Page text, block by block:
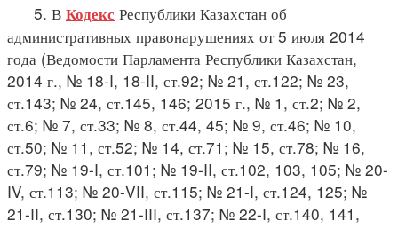
5. В Кодекс Республики Казахстан об
административных правонарушениях от 5 июля 2014
года (Ведомости Парламента Республики Казахстан,
2014 г., № 18-I, 18-II, ст.92; № 21, ст.122; № 23,
ст.143; № 24, ст.145, 146; 2015 г., № 1, ст.2; № 2,
ст.6; № 7, ст.33; № 8, ст.44, 45; № 9, ст.46; № 10,
ст.50; № 11, ст.52; № 14, ст.71; № 15, ст.78; № 16,
ст.79; № 19-I, ст.101; № 19-II, ст.102, 103, 105; № 20-
IV, ст.113; № 20-VII, ст.115; № 21-I, ст.124, 125; №
21-II, ст.130; № 21-III, ст.137; № 22-I, ст.140, 141,